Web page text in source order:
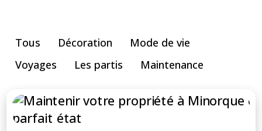
Tous Décoration
Mode de vie
Voyages
Les partis Maintenance